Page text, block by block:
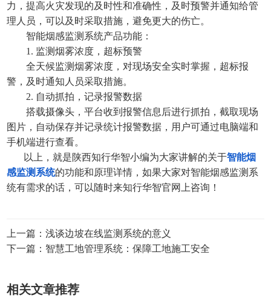
力，提高火灾发现的及时性和准确性，及时预警并通知给管
理人员，可以及时采取措施，避免更大的伤亡。
智能烟感监测系统产品功能：
1. 监测烟雾浓度，超标预警
全天候监测烟雾浓度，对现场安全实时掌握，超标报
警，及时通知人员采取措施。
2. 自动抓拍，记录报警数据
搭载摄像头，平台收到报警信息后进行抓拍，截取现场
图片，自动保存并记录统计报警数据，用户可通过电脑端和
手机端进行查看。
以上，就是陕西知行华智小编为大家讲解的关于智能烟
感监测系统的功能和原理详情，如果大家对智能烟感监测系
统有需求的话，可以随时来知行华智官网上咨询！
上一篇：浅谈边坡在线监测系统的意义
下一篇：智慧工地管理系统：保障工地施工安全
相关文章推荐